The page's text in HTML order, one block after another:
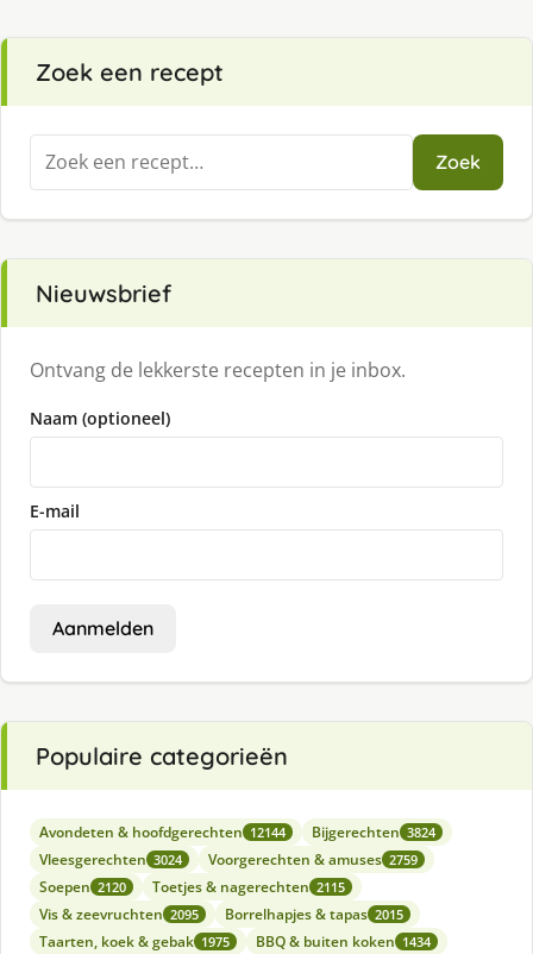
Zoek een recept
Zoeken
naar:
Zoek
Nieuwsbrief
Ontvang de lekkerste recepten in je inbox.
Naam (optioneel)
E-mail
Aanmelden
Populaire categorieën
Avondeten & hoofdgerechten 12144 Bijgerechten 3824
Vleesgerechten 3024 Voorgerechten & amuses 2759
Soepen 2120 Toetjes & nagerechten 2115
Vis & zeevruchten 2095 Borrelhapjes & tapas 2015
Taarten, koek & gebak 1975 BBQ & buiten koken 1434